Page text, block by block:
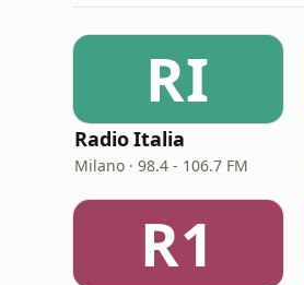
RI
Radio Italia
Milano · 98.4 - 106.7 FM
R1